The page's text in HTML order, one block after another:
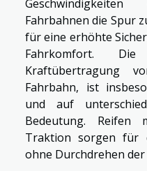
Fahrbahnen die Spur
für eine erhöhte
Fahrkomfort.
Kraftübertragung
Fahrbahn, ist
und auf
Bedeutung. Reifen
Traktion sorgen für
ohne Durchdrehen der